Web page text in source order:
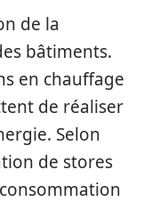
de la
bâtiments.
en chauffage
de réaliser
Selon
de stores